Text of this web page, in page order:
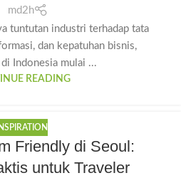
md2h
tuntutan industri terhadap tata
dan kepatuhan bisnis,
di Indonesia mulai ...
READING
INSPIRATION
Friendly di Seoul:
untuk Traveler